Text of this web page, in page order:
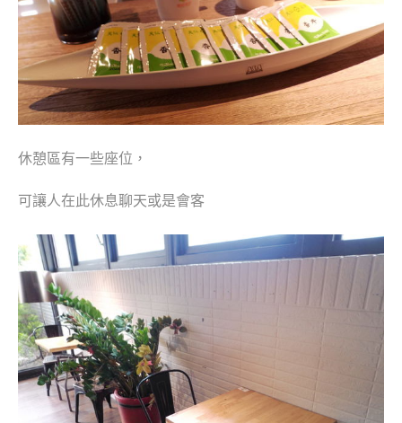
休憩區有一些座位，
可讓人在此休息聊天或是會客